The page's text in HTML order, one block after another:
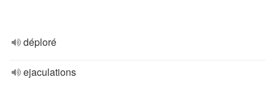
déploré
ejaculations